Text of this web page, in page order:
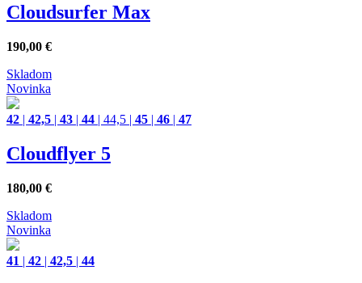
Cloudsurfer Max
190,00 €
Skladom
Novinka
42 | 42,5 | 43 | 44 | 44,5 | 45 | 46 | 47
Cloudflyer 5
180,00 €
Skladom
Novinka
41 | 42 | 42,5 | 44